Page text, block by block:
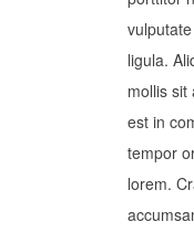
ligula.
mollis sit
est in
tempor
lorem.